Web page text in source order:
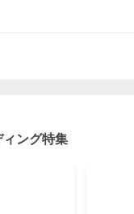
ング特集